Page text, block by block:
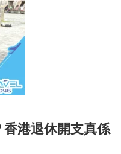
港退休開支真係